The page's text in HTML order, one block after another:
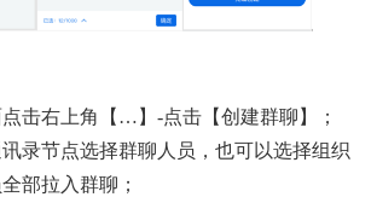
击右上角【…】-点击【创建群聊】；
录节点选择群聊人员，也可以选择组织
部拉入群聊；